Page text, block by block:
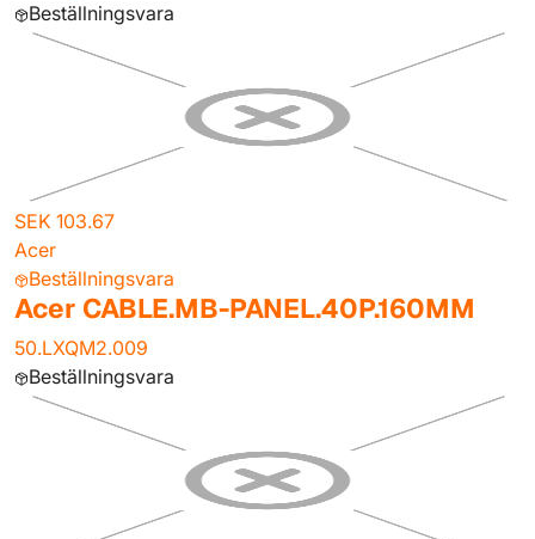
Beställningsvara
SEK 103.67
Acer
Beställningsvara
Acer CABLE.MB-PANEL.40P.160MM
50.LXQM2.009
Beställningsvara